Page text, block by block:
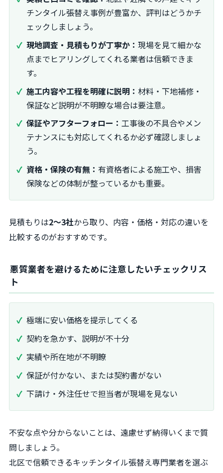
チンタイル張替え事例が豊富か、評判はどうかチ
ェックしましょう。
現地調査・見積もりが丁寧か： 現場を見て細かな
点までヒアリングしてくれる業者は信頼できま
す。
施工内容や工程を明確に説明： 材料・下地補修・
保証など説明が不明瞭な場合は要注意。
保証やアフターフォロー： 工事後の不具合やメン
テナンスにも対応してくれるか必ず確認しましょ
う。
資格・保険の有無： 有資格者による施工や、損害
保険などの体制が整っているかも重要。
見積もりは2～3社から取り、内容・価格・対応の違いを
比較するのがおすすめです。
悪質業者を避けるために注意したいチェックリス
ト
極端に安い価格を提示してくる
契約を急かす、説明が不十分
実績や所在地が不明瞭
保証が付かない、または契約書がない
下請け・外注任せで担当者が現場を見ない
不安な点や分からないことは、遠慮せず納得いくまで質
問しましょう。
北区で信頼できるキッチンタイル張替え専門業者を選ぶ